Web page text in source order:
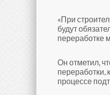
«При
будут
переработке
Он отметил,
переработки,
процессе